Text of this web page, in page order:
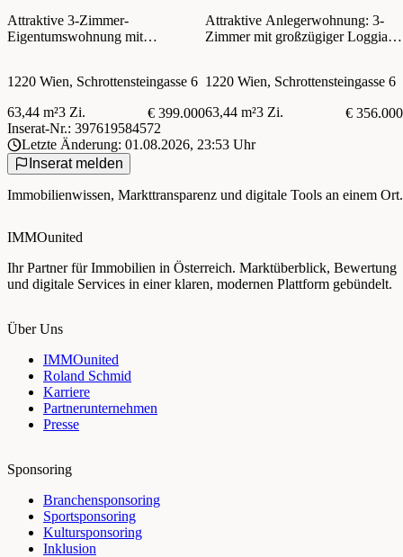
Attraktive 3-Zimmer-
Eigentumswohnung mit
PROVISIONSFREI!
1220 Wien, Schrottensteingasse 6
63,44 m²3 Zi. € 399.000
Attraktive Anlegerwohnung: 3-
Zimmer mit großzügiger Loggia in
1220 Wien, Schrottensteingasse 6
63,44 m²3 Zi.
€ 356.000
Inserat-Nr.: 397619584572
Letzte Änderung: 01.08.2026, 23:53 Uhr
Inserat melden
Immobilienwissen, Markttransparenz und digitale Tools an einem Ort.
IMMOunited
Ihr Partner für Immobilien in Österreich. Marktüberblick, Bewertung
und digitale Services in einer klaren, modernen Plattform gebündelt.
Über Uns
IMMOunited
Roland Schmid
Karriere
Partnerunternehmen
Presse
Sponsoring
Branchensponsoring
Sportsponsoring
Kultursponsoring
Inklusion